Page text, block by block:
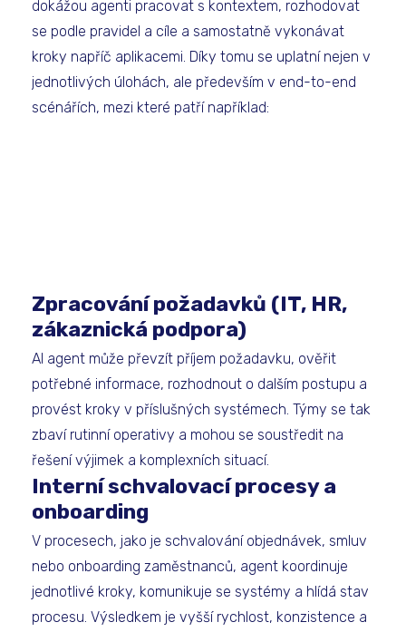
dokážou agenti pracovat s kontextem, rozhodovat
se podle pravidel a cíle a samostatně vykonávat
kroky napříč aplikacemi. Díky tomu se uplatní nejen v
jednotlivých úlohách, ale především v end-to-end
scénářích, mezi které patří například:
Zpracování požadavků (IT, HR,
zákaznická podpora)
AI agent může převzít příjem požadavku, ověřit
potřebné informace, rozhodnout o dalším postupu a
provést kroky v příslušných systémech. Týmy se tak
zbaví rutinní operativy a mohou se soustředit na
řešení výjimek a komplexních situací.
Interní schvalovací procesy a
onboarding
V procesech, jako je schvalování objednávek, smluv
nebo onboarding zaměstnanců, agent koordinuje
jednotlivé kroky, komunikuje se systémy a hlídá stav
procesu. Výsledkem je vyšší rychlost, konzistence a